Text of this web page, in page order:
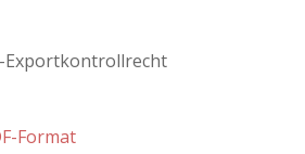
Exportkontrollrecht
Format